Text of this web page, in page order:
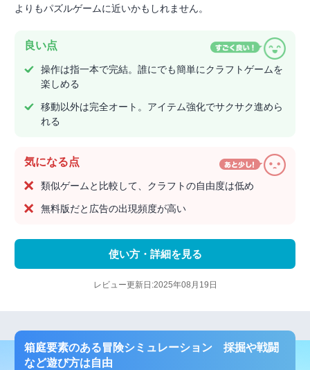
よりもパズルゲームに近いかもしれません。
良い点
操作は指一本で完結。誰にでも簡単にクラフトゲームを
楽しめる
移動以外は完全オート。アイテム強化でサクサク進めら
れる
気になる点
類似ゲームと比較して、クラフトの自由度は低め
無料版だと広告の出現頻度が高い
使い方・詳細を見る
レビュー更新日:2025年08月19日
箱庭要素のある冒険シミュレーション 採掘や戦闘
など遊び方は自由